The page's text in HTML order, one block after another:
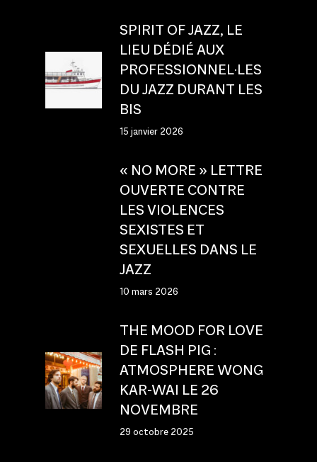
SPIRIT OF JAZZ, LE
LIEU DÉDIÉ AUX
PROFESSIONNEL·LES
DU JAZZ DURANT LES
BIS
15 janvier 2026
« NO MORE » LETTRE
OUVERTE CONTRE
LES VIOLENCES
SEXISTES ET
SEXUELLES DANS LE
JAZZ
10 mars 2026
THE MOOD FOR LOVE
DE FLASH PIG :
ATMOSPHERE WONG
KAR-WAI LE 26
NOVEMBRE
29 octobre 2025